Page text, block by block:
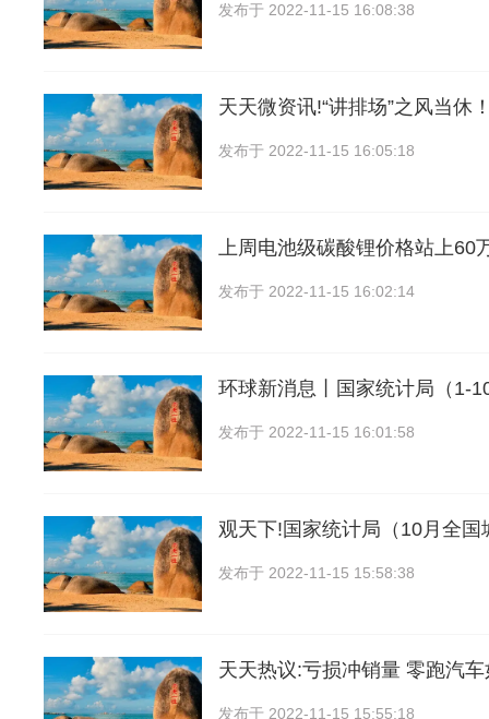
发布于 2022-11-15 16:08:38
天天微资讯!“讲排场”之风当休
发布于 2022-11-15 16:05:18
上周电池级碳酸锂价格站上60
发布于 2022-11-15 16:02:14
环球新消息丨国家统计局（1-
发布于 2022-11-15 16:01:58
观天下!国家统计局（10月全国
发布于 2022-11-15 15:58:38
天天热议:亏损冲销量 零跑汽车
发布于 2022-11-15 15:55:18